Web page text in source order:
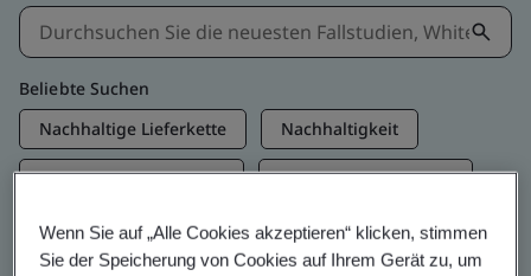
Beliebte Suchen
Nachhaltige Lieferkette
Nachhaltigkeit
Informationssicherheit Künstliche Intelligenz
Net Zero
Wenn Sie auf „Alle Cookies akzeptieren“ klicken, stimmen
Sie der Speicherung von Cookies auf Ihrem Gerät zu, um